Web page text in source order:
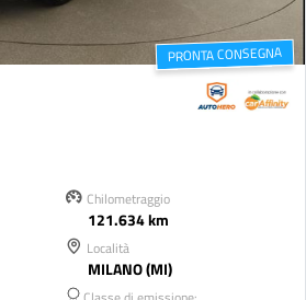
PRONTA CONSEGNA
Chilometraggio
121.634 km
Località
MILANO (MI)